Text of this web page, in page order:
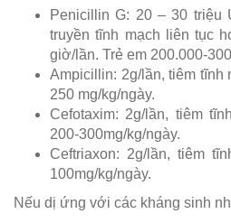
Penicillin G: 20 – 30 triệu
truyền tĩnh mạch liên tục
giờ/lần. Trẻ em 200.000-
Ampicillin: 2g/lần, tiêm tĩnh
250 mg/kg/ngày.
Cefotaxim: 2g/lần, tiêm
200-300mg/kg/ngày.
Ceftriaxon: 2g/lần, tiêm
100mg/kg/ngày.
Nếu dị ứng với các kháng sinh